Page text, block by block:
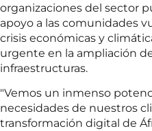
organizaciones del sector
apoyo a las comunidades
crisis económicas y
urgente en la ampliación
infraestructuras.
"Vemos un inmenso
necesidades de nuestros
transformación digital de